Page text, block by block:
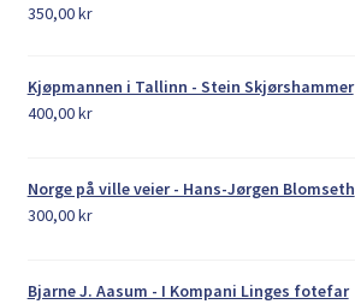
350,00kr
Kjøpmannen i Tallinn - Stein Skjørshammer
400,00kr
Norge på ville veier - Hans-Jørgen Blomseth
300,00kr
Bjarne J. Aasum - I Kompani Linges fotefar